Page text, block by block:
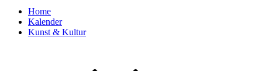
Home
Kalender
Kunst & Kultur